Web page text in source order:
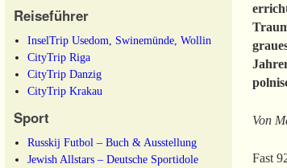
Reiseführer
InselTrip Usedom, Swinemünde, Wollin
CityTrip Riga
CityTrip Danzig
CityTrip Krakau
Sport
Russkij Futbol – Buch & Ausstellung
Jewish Allstars – Deutsche Sportidole
Von
Fast